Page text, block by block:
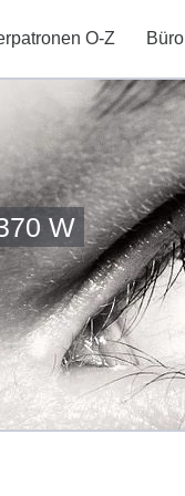
O-Z Büro
W